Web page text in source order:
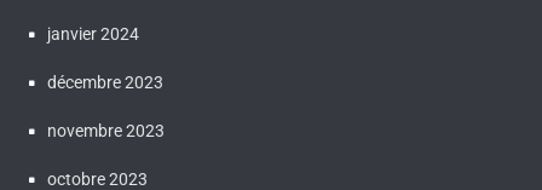
janvier 2024
décembre 2023
novembre 2023
octobre 2023